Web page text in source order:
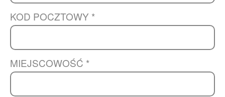
KOD POCZTOWY *
MIEJSCOWOŚĆ *